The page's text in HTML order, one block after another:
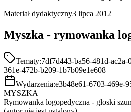
Materiał dydaktyczny3 lipca 2012
Myszka - rymowanka
Tematy:7df7d443-ba56-481d-
361e-472b-b209-1b7b09e1e608
Wydarzenia:e3b48e61-6703-469e-
MYSZKA
Rymowanka logopedyczna - głoski